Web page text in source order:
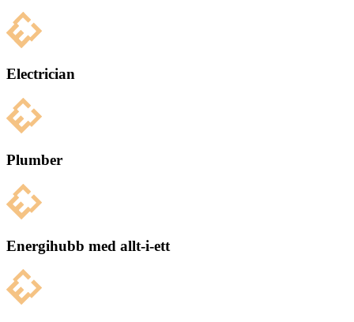
Electrician
Plumber
Energihubb med allt-i-ett